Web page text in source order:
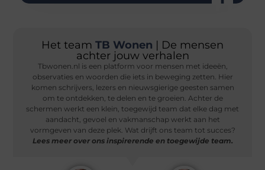
Het team TB Wonen | De mensen
achter jouw verhalen
Tbwonen.nl is een platform voor mensen met ideeën,
observaties en woorden die iets in beweging zetten. Hier
komen schrijvers, lezers en nieuwsgierige geesten samen
om te ontdekken, te delen en te groeien. Achter de
schermen werkt een klein, toegewijd team dat elke dag met
aandacht, gevoel en vakmanschap werkt aan het
vormgeven van deze plek. Wat drijft ons team tot succes?
Lees meer over ons inspirerende en toegewijde team.